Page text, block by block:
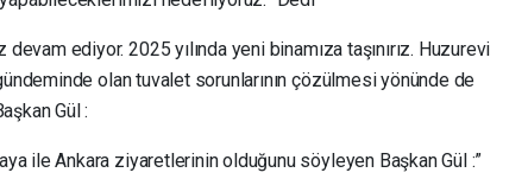
ediyor. 2025 yılında yeni binamıza taşınırız. Huzurevi
olan tuvalet sorunlarının çözülmesi yönünde de
Gül :
ile Ankara ziyaretlerinin olduğunu söyleyen Başkan Gül :”